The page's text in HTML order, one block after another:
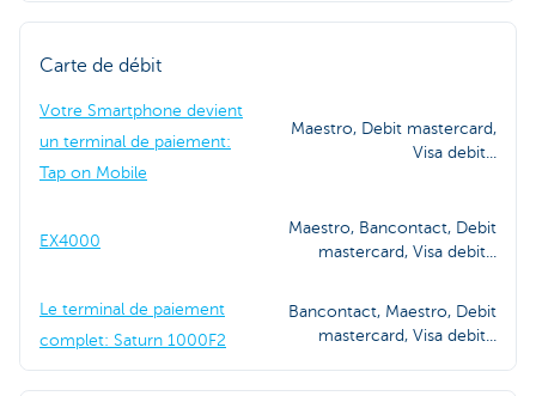
Carte de débit
Votre Smartphone devient
un terminal de paiement:
Tap on Mobile
Maestro, Debit mastercard,
Visa debit...
EX4000
Maestro, Bancontact, Debit
mastercard, Visa debit...
Le terminal de paiement
complet: Saturn 1000F2
Bancontact, Maestro, Debit
mastercard, Visa debit...